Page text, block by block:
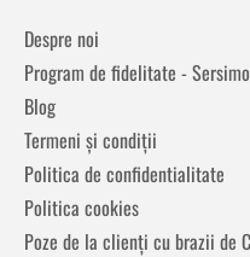
Despre noi
Program de fidelitate -
Blog
Termeni și condiții
Politica de confidentialitate
Politica cookies
Poze de la clienți cu brazii de